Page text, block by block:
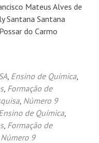
Mateus Alves de
Santana Santana
do Carmo
Ensino de Química,
, Formação de
, Número 9
de Química,
, Formação de
Número 9